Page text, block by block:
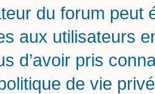
du forum
aux utilisateurs
d’avoir pris
de vie